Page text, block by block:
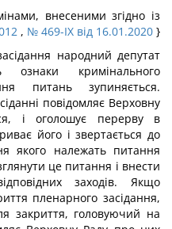
внесеними згідно із
, № 469-IX від 16.01.2020 }
народний депутат
кримінального
питань зупиняється.
повідомляє Верховну
і оголошує перерву в
його і звертається до
якого належать питання
це питання і внести
заходів. Якщо
пленарного засідання,
закриття, головуючий на